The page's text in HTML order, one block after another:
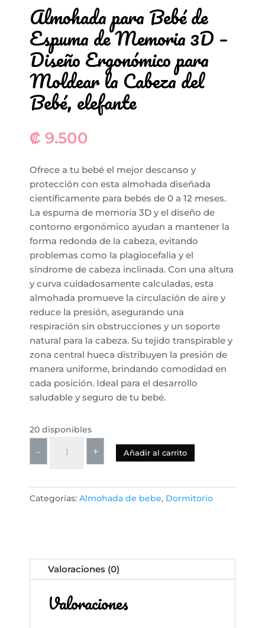
Almohada para Bebé de
Espuma de Memoria 3D –
Diseño Ergonómico para
Moldear la Cabeza del
Bebé, elefante
₡ 9.500
Ofrece a tu bebé el mejor descanso y
protección con esta almohada diseñada
científicamente para bebés de 0 a 12 meses.
La espuma de memoria 3D y el diseño de
contorno ergonómico ayudan a mantener la
forma redonda de la cabeza, evitando
problemas como la plagiocefalia y el
síndrome de cabeza inclinada. Con una altura
y curva cuidadosamente calculadas, esta
almohada promueve la circulación de aire y
reduce la presión, asegurando una
respiración sin obstrucciones y un soporte
natural para la cabeza. Su tejido transpirable y
zona central hueca distribuyen la presión de
manera uniforme, brindando comodidad en
cada posición. Ideal para el desarrollo
saludable y seguro de tu bebé.
20 disponibles
-
para
de
Espuma
-
Diseño
para
Moldear
+ Añadir al carrito
Categorías: Almohada de bebe, Dormitorio
Valoraciones (0)
Valoraciones